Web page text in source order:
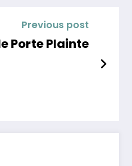
Previous post
Porte Plainte